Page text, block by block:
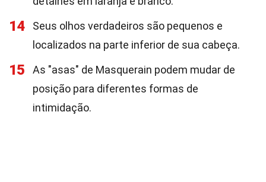
14
Seus olhos verdadeiros são pequenos e
localizados na parte inferior de sua cabeça.
15
As "asas" de Masquerain podem mudar de
posição para diferentes formas de
intimidação.